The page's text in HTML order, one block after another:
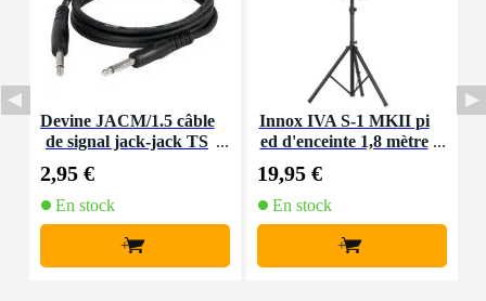
Devine JACM/1.5 câble
de signal jack-jack TS
2,95 €
En stock
+
Innox IVA S-1 MKII pi
ed d'enceinte 1,8 mètre
19,95 €
En stock
+